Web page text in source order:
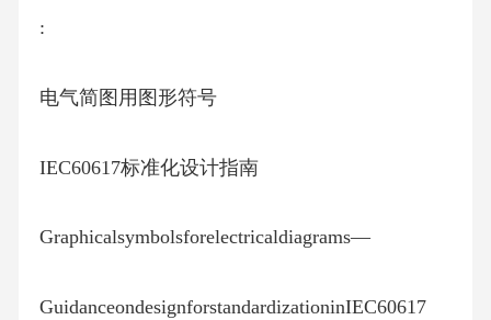
:
电气简图用图形符号
IEC60617标准化设计指南
Graphicalsymbolsforelectricaldiagrams—
GuidanceondesignforstandardizationinIEC60617